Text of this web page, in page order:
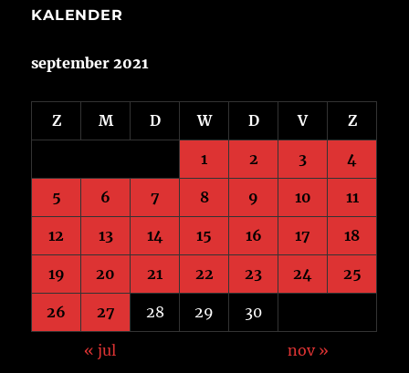
KALENDER
september 2021
Z M D W D V Z
1 2 3 4
5 6 7 8 9 10 11
12 13 14 15 16 17 18
19 20 21 22 23 24 25
26 27 28 29 30
« jul nov »